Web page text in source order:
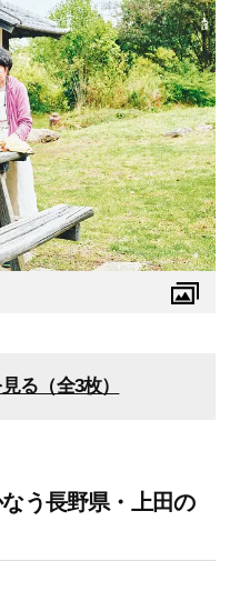
る（全3枚）
う長野県・上田の